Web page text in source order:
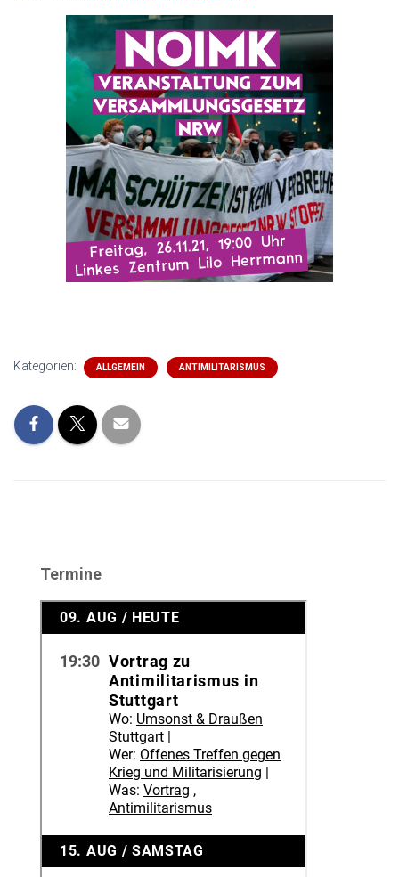
Kategorien: ALLGEMEIN ANTIMILITARISMUS
Termine